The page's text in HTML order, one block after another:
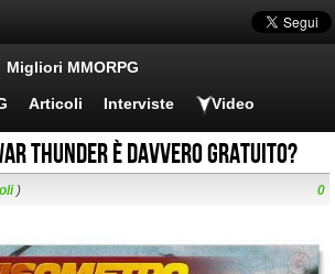
Migliori MMORPG
Articoli Interviste Video
Thunder è davvero gratuito?
) 0